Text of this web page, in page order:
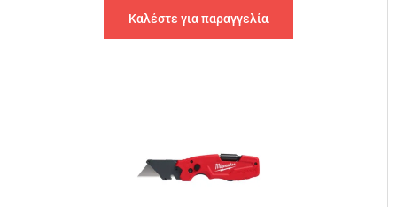
Καλέστε για παραγγελία